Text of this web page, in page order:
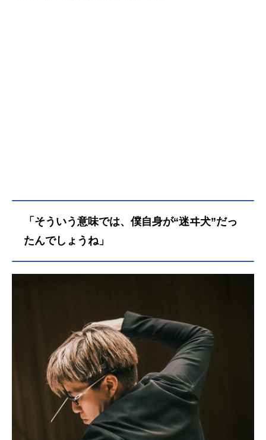
「そういう意味では、僕自身が“迷ヰ犬”だっ
たんでしょうね」